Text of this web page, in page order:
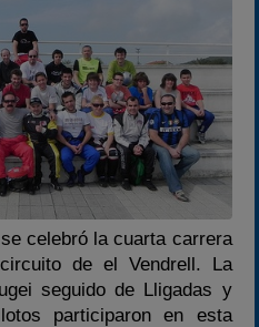
2024
2025
Estadísticas
Preguntas Frecuentes
celebró la cuarta carrera
de el Vendrell. La
seguido de Lligadas y
participaron en esta